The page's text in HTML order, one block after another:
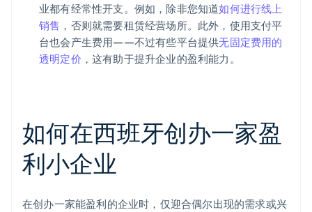
业都有经常性开支。例如，除非您知道如何进行线上
销售 ，否则就需要租赁经营场所。此外，使用支付平
台也会产生费用——不过有些平台提供无固定费用的
透明定价 ，这有助于提升企业的盈利能力。
如何在西班牙创办一家盈
利小企业
在创办一家能盈利的企业时，仅迎合偶尔出现的需求或兴